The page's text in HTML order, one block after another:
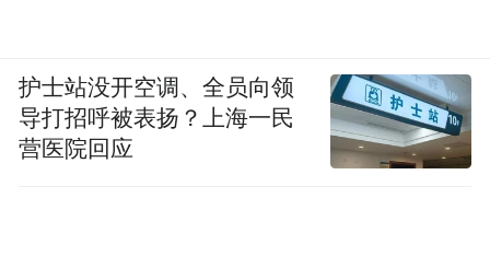
护士站没开空调、全员向领
导打招呼被表扬？上海一民
营医院回应